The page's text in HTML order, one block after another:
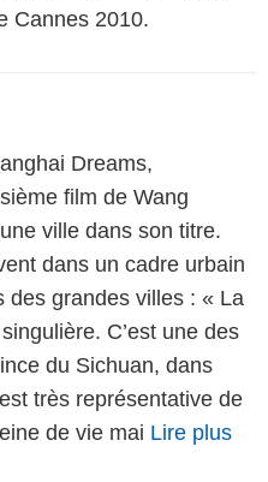
Cannes 2010.
Dreams,
film de Wang
ville dans son titre.
dans un cadre urbain
des grandes villes : « La
C’est une des
du Sichuan, dans
très représentative de
de vie mai Lire plus